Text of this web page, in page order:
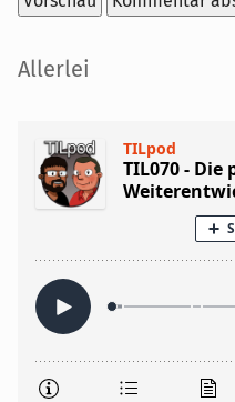
Seitenleiste
Allerlei